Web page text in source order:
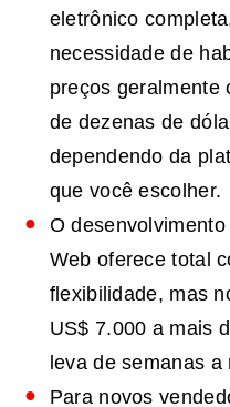
eletrônico
necessidade de
preços geralmente
de dezenas de
dependendo da
que você escolher.
O
Web oferece total
flexibilidade, mas
US$ 7.000 a mais
leva de semanas a
Para novos